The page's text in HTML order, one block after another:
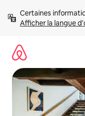
directement
Afficher la langue